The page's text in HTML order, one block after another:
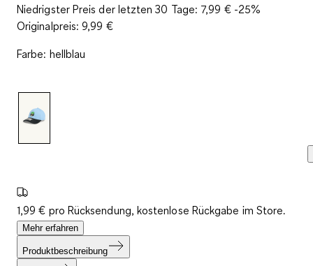
Niedrigster Preis der letzten 30 Tage: 7,99 €-25%
Originalpreis:9,99 €
Farbe: hellblau
1,99 € pro Rücksendung, kostenlose Rückgabe im Store.
Mehr erfahren
Produktbeschreibung